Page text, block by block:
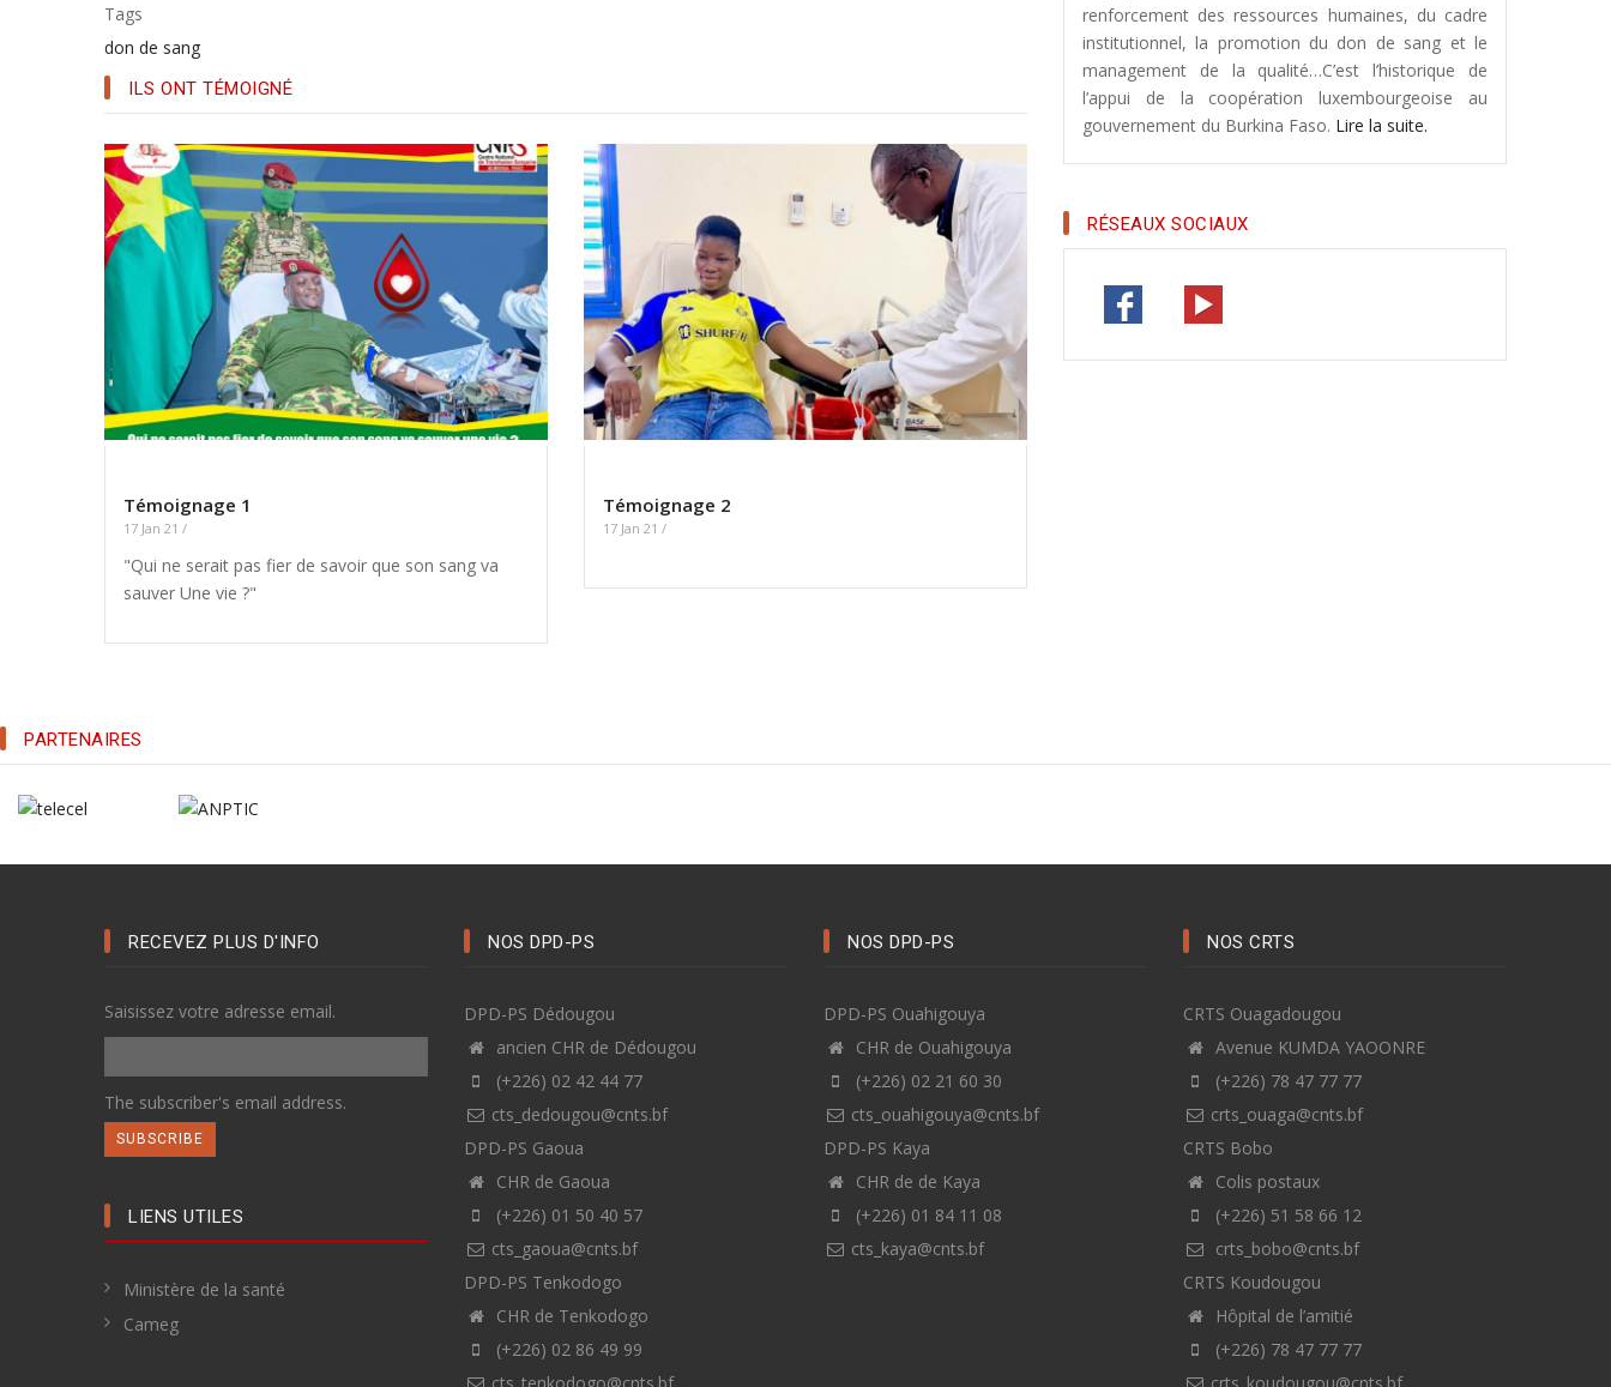
Tags
don de sang
ILS ONT TÉMOIGNÉ
Témoignage 1
17 Jan 21 /
"Qui ne serait pas fier de savoir que son sang va
sauver Une vie ?"
Témoignage 2
17 Jan 21 /
renforcement des ressources humaines, du cadre
institutionnel, la promotion du don de sang et le
management de la qualité…C’est l’historique de
l’appui de la coopération luxembourgeoise au
gouvernement du Burkina Faso. Lire la suite.
RÉSEAUX SOCIAUX
PARTENAIRES
RECEVEZ PLUS D'INFO
Saisissez votre adresse email.
The subscriber's email address.
LIENS UTILES
Ministère de la santé
Cameg
NOS DPD-PS
DPD-PS Dédougou
ancien CHR de Dédougou
(+226) 02 42 44 77
cts_dedougou@cnts.bf
DPD-PS Gaoua
CHR de Gaoua
(+226) 01 50 40 57
cts_gaoua@cnts.bf
DPD-PS Tenkodogo
CHR de Tenkodogo
(+226) 02 86 49 99
cts_tenkodogo@cnts.bf
NOS DPD-PS
DPD-PS Ouahigouya
CHR de Ouahigouya
(+226) 02 21 60 30
cts_ouahigouya@cnts.bf
DPD-PS Kaya
CHR de de Kaya
(+226) 01 84 11 08
cts_kaya@cnts.bf
NOS CRTS
CRTS Ouagadougou
Avenue KUMDA YAOONRE
(+226) 78 47 77 77
crts_ouaga@cnts.bf
CRTS Bobo
Colis postaux
(+226) 51 58 66 12
crts_bobo@cnts.bf
CRTS Koudougou
Hôpital de l’amitié
(+226) 78 47 77 77
crts_koudougou@cnts.bf